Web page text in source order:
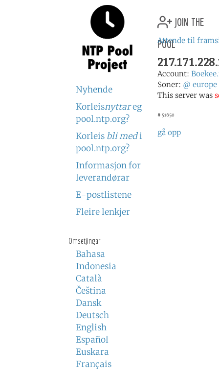
Nyhende
Korleisnyttareg
pool.ntp.org?
Korleis bli medi
pool.ntp.org?
Informasjon for
leverandørar
E-postlistene
Fleire lenkjer
Omsetjingar
Bahasa
Indonesia
Català
Čeština
Dansk
Deutsch
English
Español
Euskara
Français
join the
pool
Attende til
Account:
Soner: @ europe
This server was
# 51650
gå opp